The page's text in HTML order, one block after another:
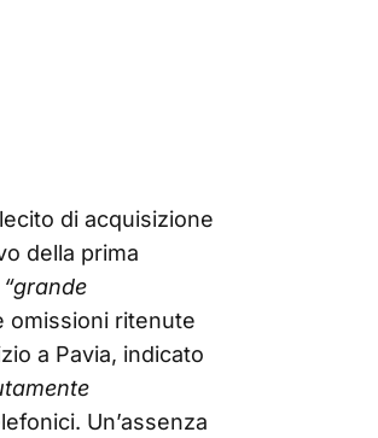
di acquisizione
della prima
“grande
omissioni ritenute
a Pavia, indicato
Un’assenza